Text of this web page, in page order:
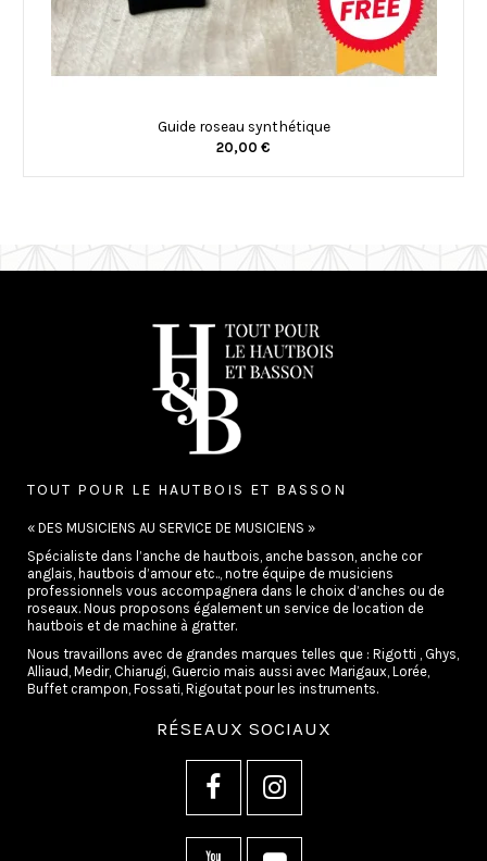
Guide roseau synthétique
20,00 €
TOUT POUR LE HAUTBOIS ET BASSON
« DES MUSICIENS AU SERVICE DE MUSICIENS »
Spécialiste dans l’anche de hautbois, anche basson, anche cor
anglais, hautbois d’amour etc.., notre équipe de musiciens
professionnels vous accompagnera dans le choix d’anches ou de
roseaux. Nous proposons également un service de location de
hautbois et de machine à gratter.
Nous travaillons avec de grandes marques telles que : Rigotti , Ghys,
Alliaud, Medir, Chiarugi, Guercio mais aussi avec Marigaux, Lorée,
Buffet crampon, Fossati, Rigoutat pour les instruments.
RÉSEAUX SOCIAUX